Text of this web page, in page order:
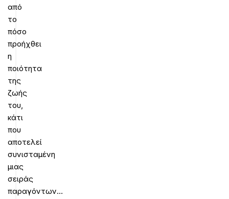
από
το
πόσο
προήχθει
η
ποιότητα
της
ζωής
του,
κάτι
που
αποτελεί
συνισταμένη
μιας
σειράς
παραγόντων…